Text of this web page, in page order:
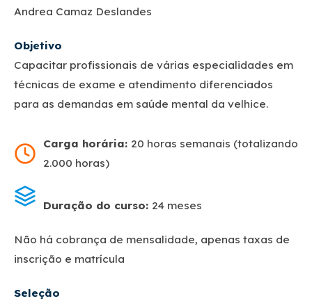
Andrea Camaz Deslandes
Objetivo
Capacitar profissionais de várias especialidades em
técnicas de exame e atendimento diferenciados
para as demandas em saúde mental da velhice.
Carga horária: 20 horas semanais (totalizando
2.000 horas)
Duração do curso: 24 meses
Não há cobrança de mensalidade, apenas taxas de
inscrição e matrícula
Seleção